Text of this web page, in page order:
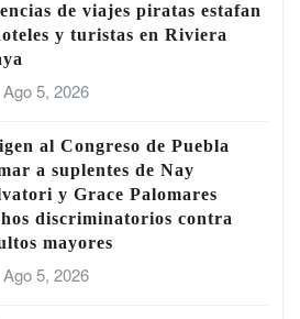
de viajes piratas estafan
y turistas en Riviera
Ago 5, 2026
al Congreso de Puebla
a suplentes de Nay
y Grace Palomares
discriminatorios contra
mayores
Ago 5, 2026